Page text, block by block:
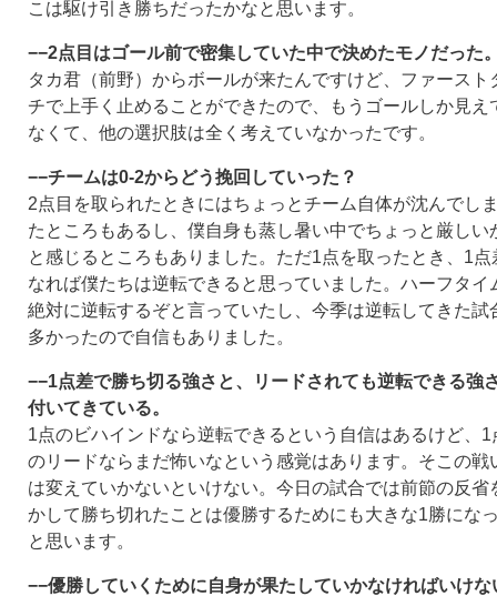
こは駆け引き勝ちだったかなと思います。
−−2点目はゴール前で密集していた中で決めたモノだった
タカ君（前野）からボールが来たんですけど、ファースト
チで上手く止めることができたので、もうゴールしか見え
なくて、他の選択肢は全く考えていなかったです。
−−チームは0-2からどう挽回していった？
2点目を取られたときにはちょっとチーム自体が沈んでし
たところもあるし、僕自身も蒸し暑い中でちょっと厳しい
と感じるところもありました。ただ1点を取ったとき、1点
なれば僕たちは逆転できると思っていました。ハーフタイ
絶対に逆転するぞと言っていたし、今季は逆転してきた試
多かったので自信もありました。
−−1点差で勝ち切る強さと、リードされても逆転できる強
付いてきている。
1点のビハインドなら逆転できるという自信はあるけど、1
のリードならまだ怖いなという感覚はあります。そこの戦
は変えていかないといけない。今日の試合では前節の反省
かして勝ち切れたことは優勝するためにも大きな1勝にな
と思います。
−−優勝していくために自身が果たしていかなければいけな